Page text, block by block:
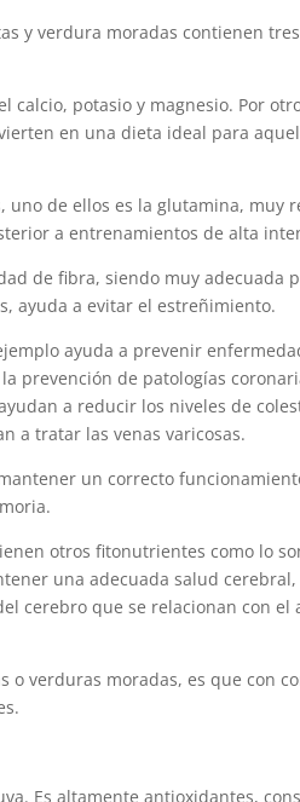
y verdura moradas contienen
calcio, potasio y magnesio. Por
en una dieta ideal para
de ellos es la glutamina, muy
a entrenamientos de alta
de fibra, siendo muy adecuada
ayuda a evitar el estreñimiento.
ayuda a prevenir
prevención de patologías
a reducir los niveles de
a tratar las venas varicosas.
un correcto
otros fitonutrientes como lo
una adecuada salud
cerebro que se relacionan con el
verduras moradas, es que con
Es altamente antioxidantes,